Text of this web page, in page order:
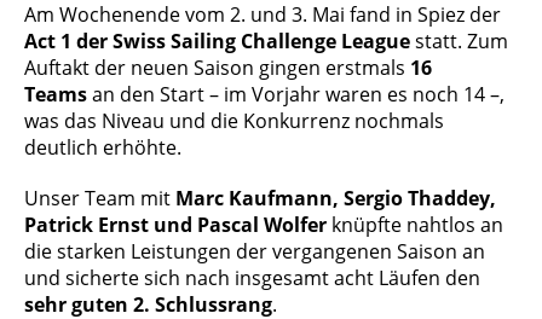
Am Wochenende vom 2. und 3. Mai fand in Spiez der
Act 1 der Swiss Sailing Challenge Leaguestatt. Zum
Auftakt der neuen Saison gingen erstmals 16
Teamsan den Start – im Vorjahr waren es noch 14 –,
was das Niveau und die Konkurrenz nochmals
deutlich erhöhte.
Unser Team mit Marc Kaufmann, Sergio Thaddey,
Patrick Ernst und Pascal Wolfer knüpfte nahtlos an
die starken Leistungen der vergangenen Saison an
und sicherte sich nach insgesamt acht Läufen den
sehr guten 2. Schlussrang.